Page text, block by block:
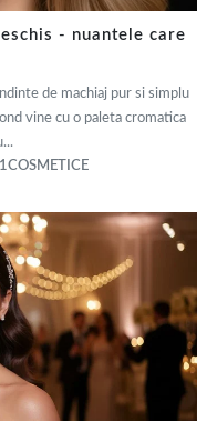
- nuantele care
de machiaj pur si simplu
vine cu o paleta cromatica